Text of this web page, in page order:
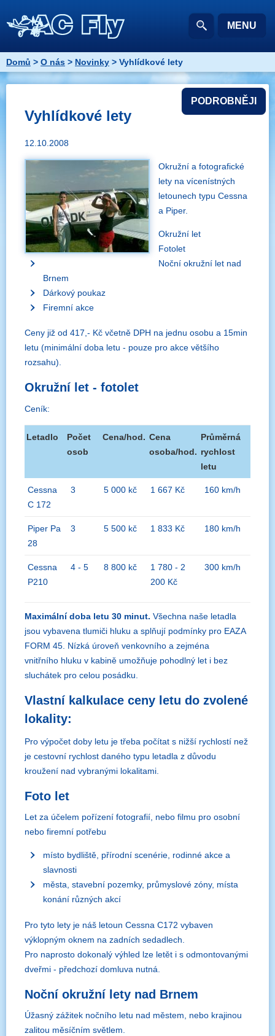
MENU
Domů > O nás > Novinky > Vyhlídkové lety
PODROBNĚJI
Vyhlídkové lety
12.10.2008
Okružní a fotografické
lety na vícenístných
letounech typu Cessna
a Piper.
Okružní let
Fotolet
Noční okružní let nad
Brnem
Dárkový poukaz
Firemní akce
Ceny již od 417,- Kč včetně DPH na jednu osobu a 15min
letu (minimální doba letu - pouze pro akce většího
rozsahu).
Okružní let - fotolet
Ceník:
Letadlo
Počet
osob
Cena/hod. Cena
osoba/hod.
Průměrná
rychlost
letu
Cessna
C 172
3 5 000 kč 1 667 Kč 160 km/h
Piper Pa
28
3 5 500 kč 1 833 Kč 180 km/h
Cessna
P210
4 - 5 8 800 kč
1 780 - 2
200 Kč
300 km/h
Maximální doba letu 30 minut. Všechna naše letadla
jsou vybavena tlumiči hluku a splňují podmínky pro EAZA
FORM 45. Nízká úroveň venkovního a zejména
vnitřního hluku v kabině umožňuje pohodlný let i bez
sluchátek pro celou posádku.
Vlastní kalkulace ceny letu do zvolené
lokality:
Pro výpočet doby letu je třeba počítat s nižší rychlostí než
je cestovní rychlost daného typu letadla z důvodu
kroužení nad vybranými lokalitami.
Foto let
Let za účelem pořízení fotografií, nebo filmu pro osobní
nebo firemní potřebu
místo bydliště, přírodní scenérie, rodinné akce a
slavnosti
města, stavební pozemky, průmyslové zóny, místa
konání různých akcí
Pro tyto lety je náš letoun Cessna C172 vybaven
výklopným oknem na zadních sedadlech.
Pro naprosto dokonalý výhled lze letět i s odmontovanými
dveřmi - předchozí domluva nutná.
Noční okružní lety nad Brnem
Úžasný zážitek nočního letu nad městem, nebo krajinou
zalitou měsíčním světlem.